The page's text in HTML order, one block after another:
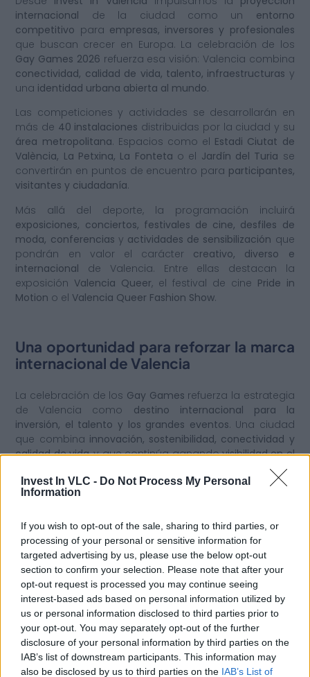
Invest In VLC - Do Not Process My Personal
Information
If you wish to opt-out of the sale, sharing to third parties, or
processing of your personal or sensitive information for
targeted advertising by us, please use the below opt-out
section to confirm your selection. Please note that after your
opt-out request is processed you may continue seeing
interest-based ads based on personal information utilized by
us or personal information disclosed to third parties prior to
your opt-out. You may separately opt-out of the further
disclosure of your personal information by third parties on the
IAB’s list of downstream participants. This information may
also be disclosed by us to third parties on the IAB’s List of
internacional de la ciudad como un entorno
competitivo para empresas, inversores y profesionales
que buscan crecer en Europa. La celebración de los
Gay Games 2026 refuerza esa visión: Valencia combina
conectividad, calidad de vida, talento, infraestructuras y
una identidad urbana abierta al mundo.
Las competiciones y actividades se desarrollarán en
más de 40 instalaciones distribuidas por la ciudad y su
área metropolitana. Espacios como el Estadi Ciutat de
València, La Petxina, La Fonteta o el Jardín del Turia se
convertirán en puntos de encuentro para participantes,
visitantes y ciudadanía.
Más allá del deporte, la programación incluirá
exposiciones, conciertos, festivales de cine, desfiles de
moda, conferencias y actividades de sensibilización que
pondrán en valor el carácter creativo, diverso e
internacional de Valencia. Entre ellas destacan la
exposición Valencia Queer, el festival de cine Pride in
Motion o el Valencia Queer Fashion Show.
Una oportunidad para reforzar la marca
internacional de Valencia
La celebración de los Gay Games refuerza la estrategia
de Valencia como destino internacional para la
inversión, el talento y los grandes eventos. Una ciudad
que combina innovación, sostenibilidad, conectividad y
calidad de vida, y que continúa ganandovisibilidad en el
como un lugar donde vivir,
trabajar, invertiry desarrollarproyectos con impacto
global.
EnInvest in Valenciaacompañamos aempresas,
inversores y proyectos internacionalesque quieren
establecerse, crecer o conectar con elecosistema
valenciano. Más allá de su dimensión deportiva y
cultural, los Gay Games 2026representan una
oportunidad para mostrar al mundo los atributos que
definen a Valencia: una ciudadinternacional,
innovadora, diversay con una alta calidad de vida
capaz de atraertalento, inversiónygrandes proyectos
globales.